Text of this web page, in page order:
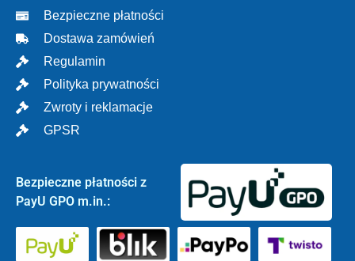
Bezpieczne płatności
Dostawa zamówień
Regulamin
Polityka prywatności
Zwroty i reklamacje
GPSR
Bezpieczne płatności z
PayU GPO m.in.: